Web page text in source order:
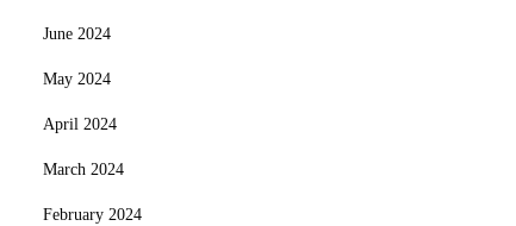
June 2024
May 2024
April 2024
March 2024
February 2024